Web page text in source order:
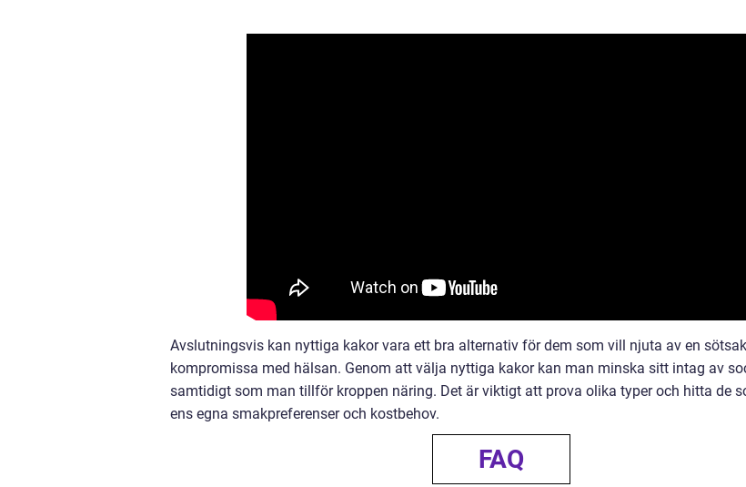
Avslutningsvis kan nyttiga kakor vara ett bra alternativ för dem som vill njuta av en
kompromissa med hälsan. Genom att välja nyttiga kakor kan man minska sitt intag av
samtidigt som man tillför kroppen näring. Det är viktigt att prova olika typer och hitta de
ens egna smakpreferenser och kostbehov.
FAQ